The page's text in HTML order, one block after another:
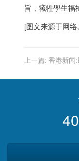
旨，犧牲學生福
[图文来源于网
上一篇: 香港新闻
的工作關係